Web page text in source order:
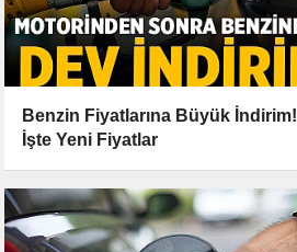
Benzin Fiyatlarına Büyük İndirim!
İşte Yeni Fiyatlar